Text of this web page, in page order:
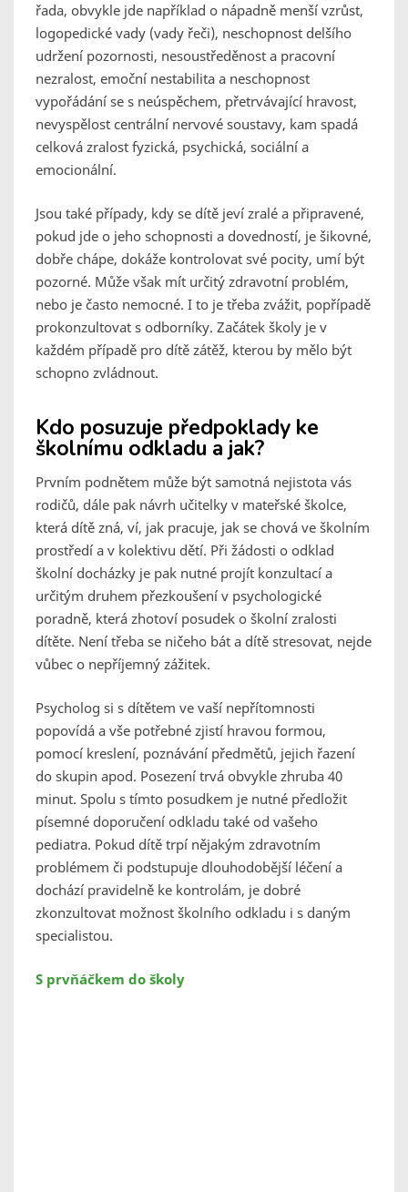
řada, obvykle jde například o nápadně menší vzrůst,
logopedické vady (vady řeči), neschopnost delšího
udržení pozornosti, nesoustředěnost a pracovní
nezralost, emoční nestabilita a neschopnost
vypořádání se s neúspěchem, přetrvávající hravost,
nevyspělost centrální nervové soustavy, kam spadá
celková zralost fyzická, psychická, sociální a
emocionální.
Jsou také případy, kdy se dítě jeví zralé a připravené,
pokud jde o jeho schopnosti a dovedností, je šikovné,
dobře chápe, dokáže kontrolovat své pocity, umí být
pozorné. Může však mít určitý zdravotní problém,
nebo je často nemocné. I to je třeba zvážit, popřípadě
prokonzultovat s odborníky. Začátek školy je v
každém případě pro dítě zátěž, kterou by mělo být
schopno zvládnout.
Kdo posuzuje předpoklady ke
školnímu odkladu a jak?
Prvním podnětem může být samotná nejistota vás
rodičů, dále pak návrh učitelky v mateřské školce,
která dítě zná, ví, jak pracuje, jak se chová ve školním
prostředí a v kolektivu dětí. Při žádosti o odklad
školní docházky je pak nutné projít konzultací a
určitým druhem přezkoušení v psychologické
poradně, která zhotoví posudek o školní zralosti
dítěte. Není třeba se ničeho bát a dítě stresovat, nejde
vůbec o nepříjemný zážitek.
Psycholog si s dítětem ve vaší nepřítomnosti
popovídá a vše potřebné zjistí hravou formou,
pomocí kreslení, poznávání předmětů, jejich řazení
do skupin apod. Posezení trvá obvykle zhruba 40
minut. Spolu s tímto posudkem je nutné předložit
písemné doporučení odkladu také od vašeho
pediatra. Pokud dítě trpí nějakým zdravotním
problémem či podstupuje dlouhodobější léčení a
dochází pravidelně ke kontrolám, je dobré
zkonzultovat možnost školního odkladu i s daným
specialistou.
S prvňáčkem do školy